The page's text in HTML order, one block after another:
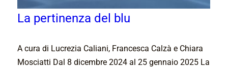
La pertinenza del blu
A cura di Lucrezia Caliani, Francesca Calzà e Chiara
Mosciatti Dal 8 dicembre 2024 al 25 gennaio 2025 La